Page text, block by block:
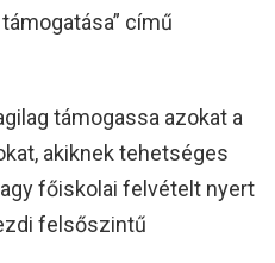
című
támogassa azokat a
akiknek tehetséges
főiskolai felvételt nyert
felsőszintű